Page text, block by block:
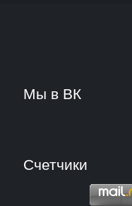
Мы в ВК
Счетчики